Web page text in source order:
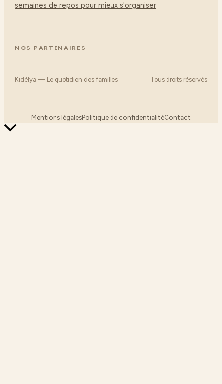
semaines de repos pour mieux s'organiser
NOS PARTENAIRES
Kidélya — Le quotidien des familles Tous droits réservés
Mentions légalesPolitique de confidentialitéContact